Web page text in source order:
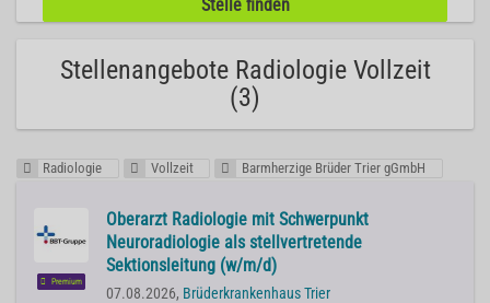
Stellenangebote Radiologie Vollzeit
(3)
Radiologie Vollzeit Barmherzige Brüder Trier gGmbH
Premium
Oberarzt Radiologie mit Schwerpunkt
Neuroradiologie als stellvertretende
Sektionsleitung (w/m/d)
07.08.2026, Brüderkrankenhaus Trier